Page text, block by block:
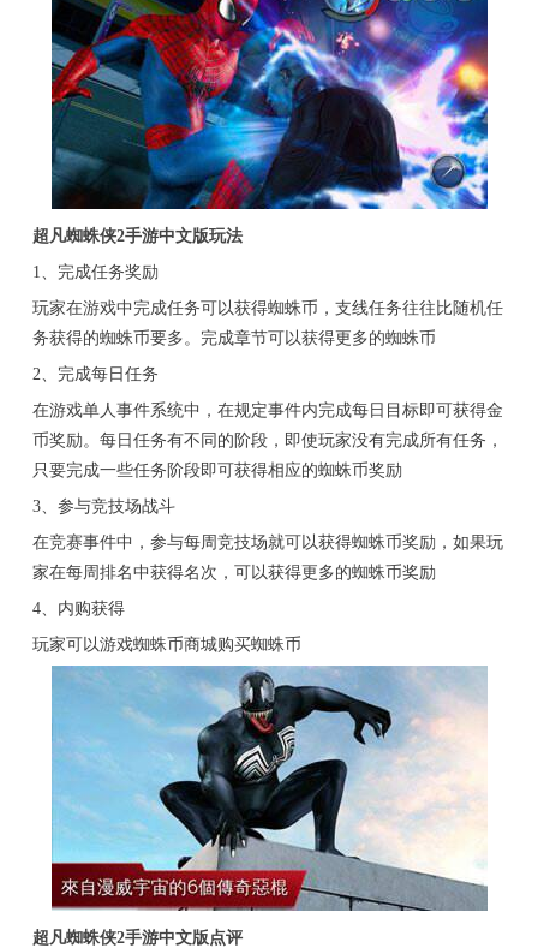
超凡蜘蛛侠2手游中文版玩法
1、完成任务奖励
玩家在游戏中完成任务可以获得蜘蛛币，支线任务往往比随机任
务获得的蜘蛛币要多。完成章节可以获得更多的蜘蛛币
2、完成每日任务
在游戏单人事件系统中，在规定事件内完成每日目标即可获得金
币奖励。每日任务有不同的阶段，即使玩家没有完成所有任务，
只要完成一些任务阶段即可获得相应的蜘蛛币奖励
3、参与竞技场战斗
在竞赛事件中，参与每周竞技场就可以获得蜘蛛币奖励，如果玩
家在每周排名中获得名次，可以获得更多的蜘蛛币奖励
4、内购获得
玩家可以游戏蜘蛛币商城购买蜘蛛币
超凡蜘蛛侠2手游中文版点评